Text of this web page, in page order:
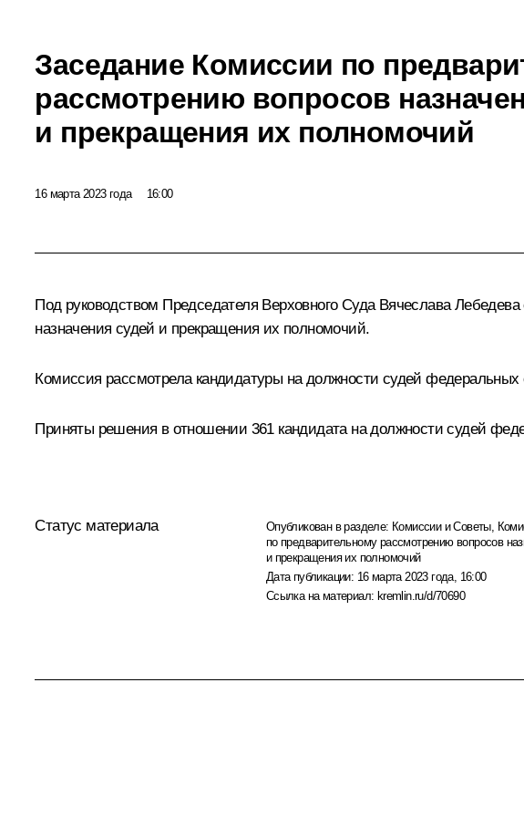
Заседание Комиссии по
рассмотрению вопросов
и прекращения их полномочий
16 марта 2023 года 16:00
Под руководством Председателя Верховного Суда Вячеслава Лебедева
назначения судей и прекращения их полномочий.
Комиссия рассмотрела кандидатуры на должности судей федеральных
Приняты решения в отношении 361 кандидата на должности судей
Статус материала Опубликован в разделе: Комиссии и Советы,
по предварительному рассмотрению вопросов
и прекращения их полномочий
Дата публикации: 16 марта 2023 года, 16:00
Ссылка на материал: kremlin.ru/d/70690